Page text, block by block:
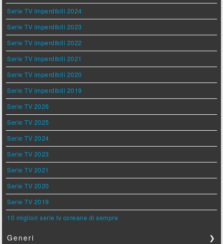
Serie TV imperdibili 2024
Serie TV imperdibili 2023
Serie TV imperdibili 2022
Serie TV imperdibili 2021
Serie TV imperdibili 2020
Serie TV imperdibili 2019
Serie TV 2026
Serie TV 2025
Serie TV 2024
Serie TV 2023
Serie TV 2021
Serie TV 2020
Serie TV 2019
10 migliori serie tv coreane di sempre
Generi ❯